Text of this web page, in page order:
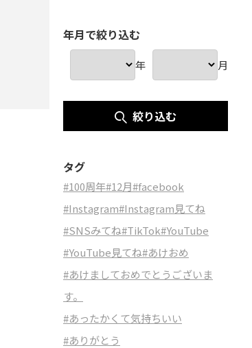
年月で絞り込む
年 月
絞り込む
タグ
#100周年#12月#facebook
#Instagram#Instagram見てね
#SNSみてね#TikTok#YouTube
#YouTube見てね#あけおめ
#あけましておめでとうございま
す。
#あったかくて気持ちいい
#ありがとう